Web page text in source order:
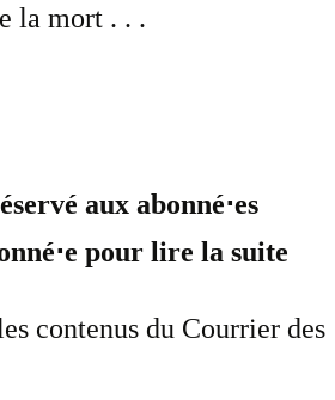
la mort . . .
aux abonné⋅es
pour lire la suite
contenus du Courrier des